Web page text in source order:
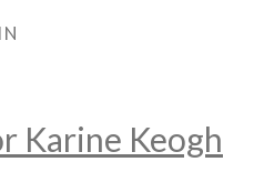
Karine Keogh